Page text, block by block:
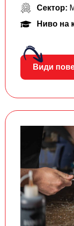
Сектор:
Ниво на
Види